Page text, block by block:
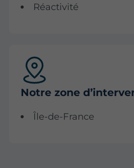
Réactivité
Notre zone
Île-de-France